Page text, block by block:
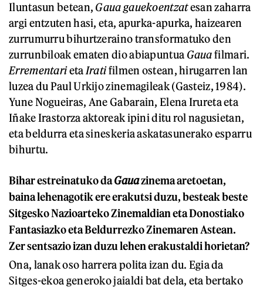
Iluntasun betean, Gaua gauekoentzatesan zaharra
argi entzuten hasi, eta, apurka-apurka, haizearen
zurrumurru bihurtzeraino transformatuko den
zurrunbiloak ematen dio abiapuntua Gauafilmari.
Errementarieta Iratifilmen ostean, hirugarren lan
luzea du Paul Urkijo zinemagileak (Gasteiz, 1984).
Yune Nogueiras, Ane Gabarain, Elena Irureta eta
Iñake Irastorza aktoreak ipini ditu rol nagusietan,
eta beldurra eta sineskeria askatasunerako esparru
bihurtu.
Bihar estreinatuko daGauazinema aretoetan,
baina lehenagotik ere erakutsi duzu, besteak beste
Sitgesko Nazioarteko Zinemaldian eta Donostiako
Fantasiazko eta Beldurrezko Zinemaren Astean.
Zer sentsazio izan duzu lehen erakustaldi horietan?
Ona, lanak oso harrera polita izan du. Egia da
Sitges-ekoa generoko jaialdi bat dela, eta bertako